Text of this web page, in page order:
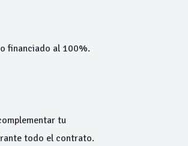
financiado al 100%.
tu
todo el contrato.